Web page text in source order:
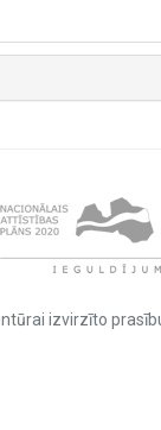
izvirzīto